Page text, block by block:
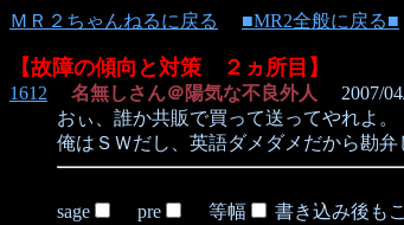
ＭＲ２ちゃんねるに戻る ■MR2全般に戻る■
【故障の傾向と対策 ２ヵ所目】
1612 名無しさん＠陽気な不良外人
2007/04/
おぃ、誰か共販で買って送ってやれよ。
俺はＳＷだし、英語ダメダメだから勘弁
sage pre 等幅
書き込み後も